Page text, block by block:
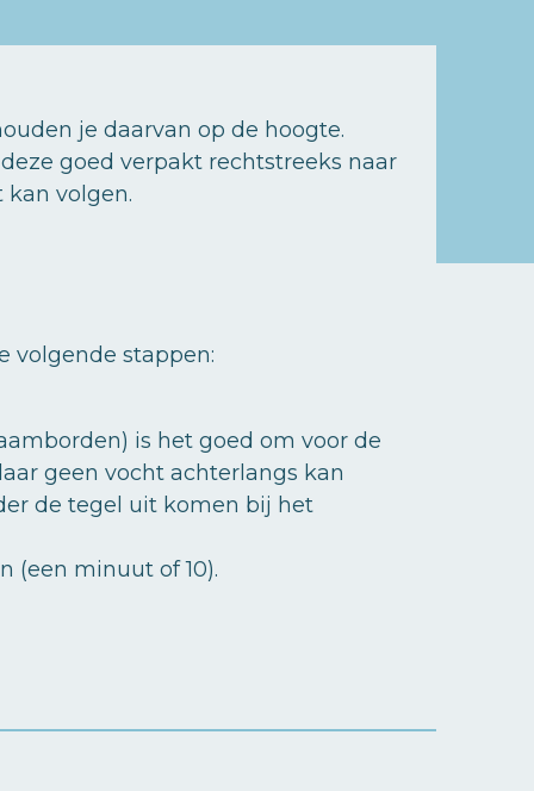
je daarvan op de hoogte.
goed verpakt rechtstreeks naar
kan volgen.
volgende stappen:
is het goed om voor de
geen vocht achterlangs kan
de tegel uit komen bij het
(een minuut of 10).